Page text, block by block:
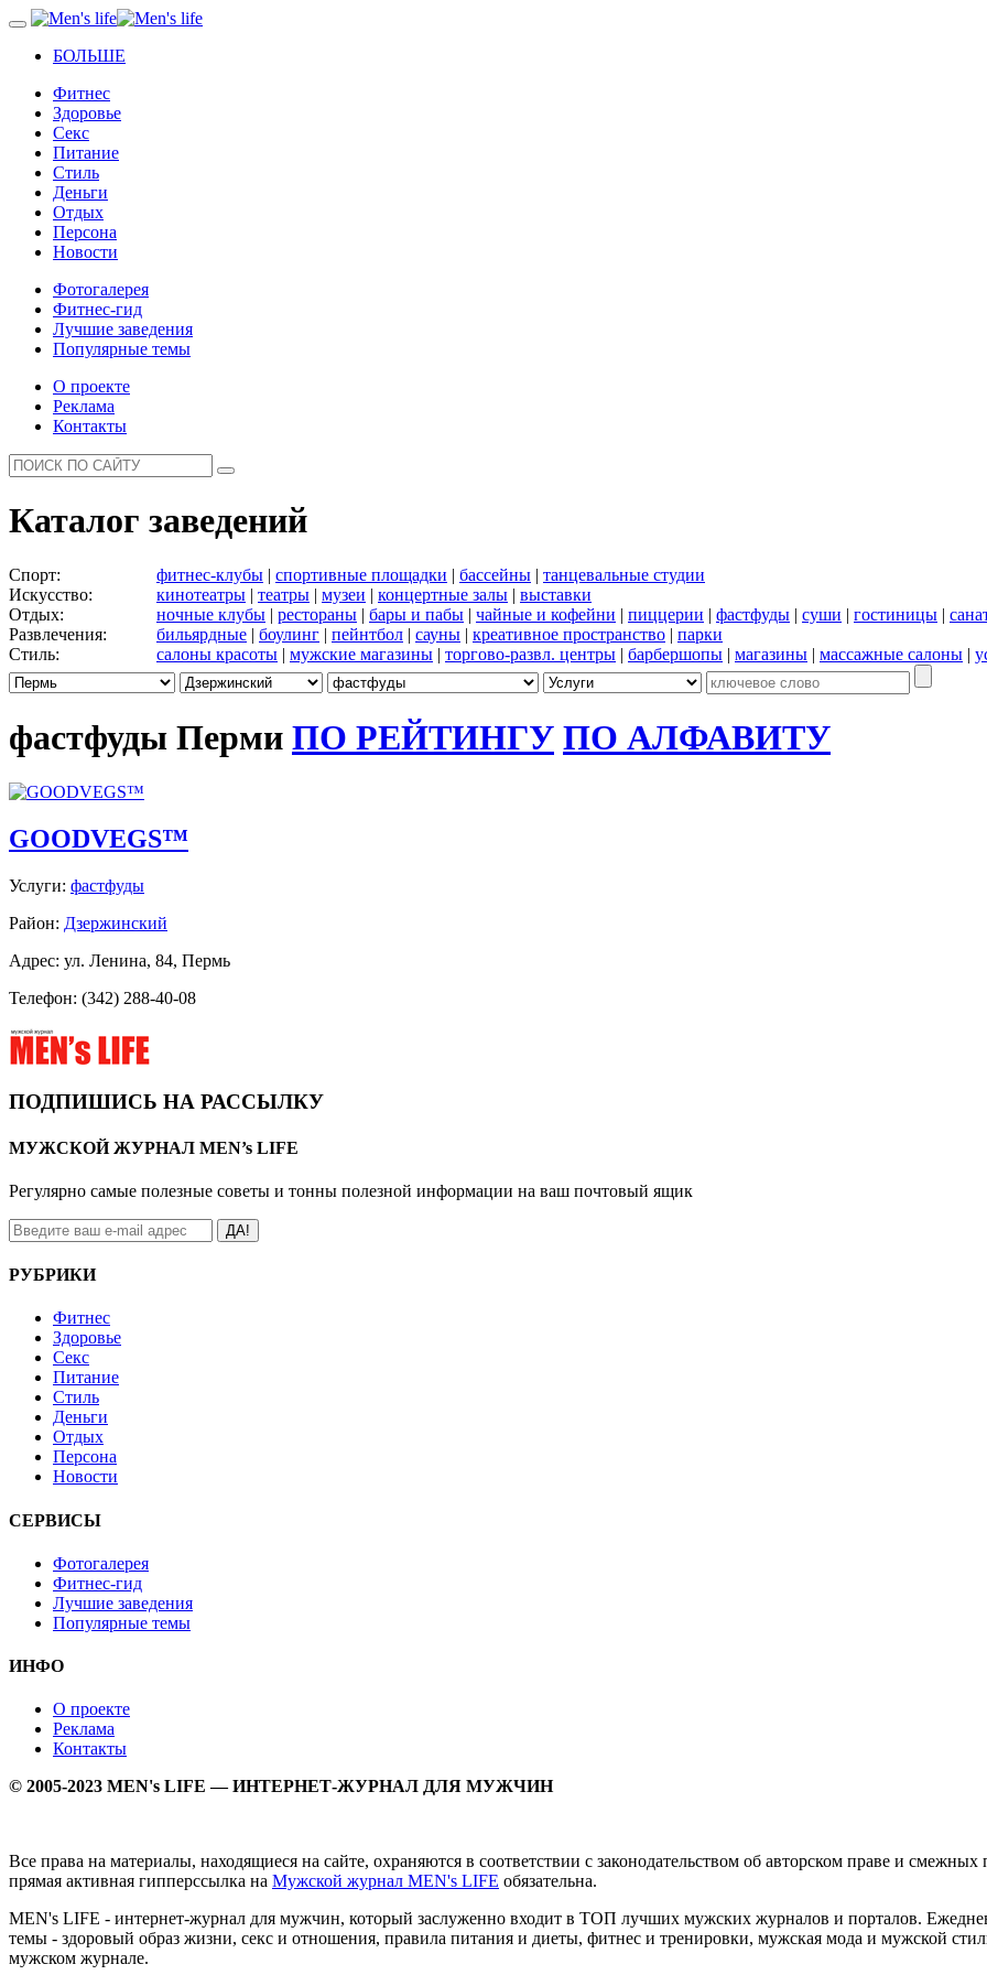
БОЛЬШЕ
Фитнес
Здоровье
Секс
Питание
Стиль
Деньги
Отдых
Персона
Новости
Фотогалерея
Фитнес-гид
Лучшие заведения
Популярные темы
О проекте
Реклама
Контакты
Каталог заведений
Спорт: фитнес-клубы | спортивные площадки | бассейны | танцевальные студии
Искусство:
кинотеатры | театры | музеи | концертные залы | выставки
Отдых:
ночные клубы | рестораны | бары и пабы | чайные и кофейни | пиццерии | фастфуды | суши | гостиницы |
Развлечения:
бильярдные | боулинг | пейнтбол | сауны | креативное пространство | парки
Стиль:
салоны красоты | мужские магазины | торгово-развл. центры | барбершопы | магазины | массажные салоны |
фастфуды Перми ПО РЕЙТИНГУ ПО АЛФАВИТУ
GOODVEGS™
Услуги: фастфуды
Район: Дзержинский
Адрес: ул. Ленина, 84, Пермь
Телефон: (342) 288-40-08
ПОДПИШИСЬ НА РАССЫЛКУ
МУЖСКОЙ ЖУРНАЛ MEN’s LIFE
Регулярно самые полезные советы и тонны полезной информации на ваш почтовый ящик
ДА!
РУБРИКИ
Фитнес
Здоровье
Секс
Питание
Стиль
Деньги
Отдых
Персона
Новости
СЕРВИСЫ
Фотогалерея
Фитнес-гид
Лучшие заведения
Популярные темы
ИНФО
О проекте
Реклама
Контакты
© 2005-2023 MEN's LIFE — ИНТЕРНЕТ-ЖУРНАЛ ДЛЯ МУЖЧИН
Все права на материалы, находящиеся на сайте, охраняются в соответствии с законодательством об авторском праве и
прямая активная гипперссылка на Мужской журнал MEN's LIFE обязательна.
MEN's LIFE - интернет-журнал для мужчин, который заслуженно входит в ТОП лучших мужских журналов и порталов.
темы - здоровый образ жизни, секс и отношения, правила питания и диеты, фитнес и тренировки, мужская мода и мужской
мужском журнале.